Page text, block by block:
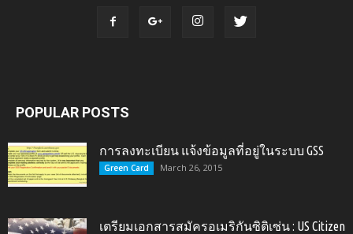
POPULAR POSTS
การลงทะเบียน แจ้งข้อมูลที่อยู่ในระบบ GSS
Green Card March 26, 2015
เตรียมเอกสารสมัครอเมริกันซิติเซ่น : US Citizen